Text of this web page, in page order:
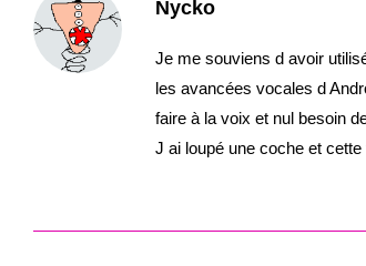
Nycko
Je me souviens d avoir
les avancées vocales d
faire à la voix et nul besoin
J ai loupé une coche et